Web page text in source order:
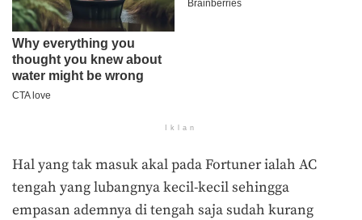
Iklan
Hal yang tak masuk akal pada Fortuner ialah AC
tengah yang lubangnya kecil-kecil sehingga
empasan ademnya di tengah saja sudah kurang